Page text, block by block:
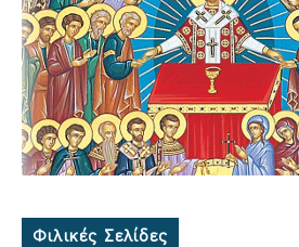
Φιλικές Σελίδες